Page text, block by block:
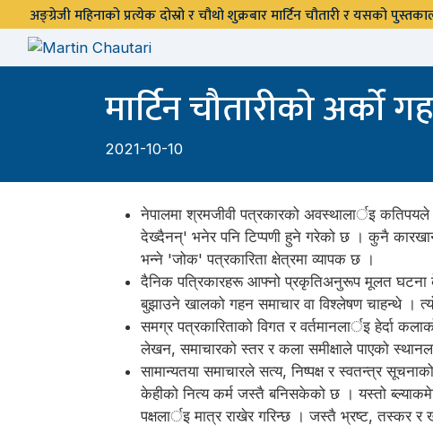
अङ्ग्रेजी महिनाको प्रत्येक दोस्रो र चौथो शुक्रबार मार्टिन चौतारी र यसको
मार्टिन चौतारीको अर्को
2021-10-10
नेपालमा श्रमजीवी पत्रकारको अवस्थालार्इ
देख्दैनन्' भनेर पनि टिप्पणी हुने गरेको छ । कुनै
भन्ने 'जोक' पत्रकारिता क्षेत्रमा व्यापक छ ।
दैनिक पत्रिकारहरू आफ्नो प्रकृतिअनुरूप मूलत घटना
बुझाउने खालको गहन समाचार वा विश्लेषण चाहन्थे ।
समग्र पत्रकारिताको विगत र वर्तमानलार्इ हेर्दा
लेखन, समाचारको स्तर र कला समीक्षाले पाएको
सामान्यतया समाचारले सत्य, निष्पक्ष र स्वतन्त्र
केहीको नित्य कर्म जस्तै बनिसकेको छ । यस्तो
पक्षलार्इ मात्र राखेर गरिन्छ । जस्तै भ्रष्ट, तस्कर र